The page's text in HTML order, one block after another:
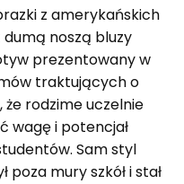
z amerykańskich
noszą bluzy
prezentowany w
traktujących o
że rodzime uczelnie
wagę i potencjał
Sam styl
poza mury szkół i stał